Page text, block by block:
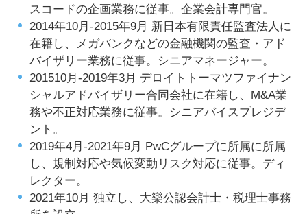
スコードの企画業務に従事。企業会計専門官。
2014年10月-2015年9月 新日本有限責任監査法人に
在籍し、メガバンクなどの金融機関の監査・アド
バイザリー業務に従事。シニアマネージャー。
201510月-2019年3月 デロイトトーマツファイナン
シャルアドバイザリー合同会社に在籍し、M&A業
務や不正対応業務に従事。シニアバイスプレジデ
ント。
2019年4月-2021年9月 PwCグループに所属に所属
し、規制対応や気候変動リスク対応に従事。ディ
レクター。
2021年10月 独立し、大樂公認会計士・税理士事務